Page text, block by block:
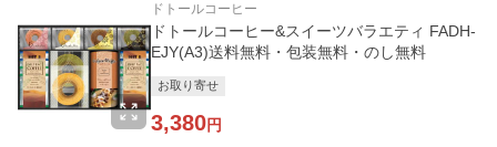
ドトールコーヒー
ドトールコーヒー&スイーツバラエティ FADH-
EJY(A3)送料無料・包装無料・のし無料
お取り寄せ
3,380円